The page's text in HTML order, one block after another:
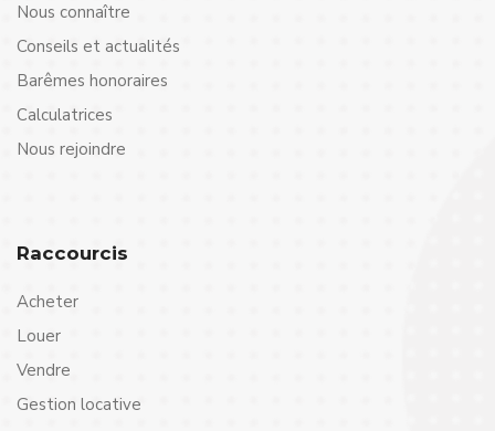
Nous connaître
Conseils et actualités
Barêmes honoraires
Calculatrices
Nous rejoindre
Raccourcis
Acheter
Louer
Vendre
Gestion locative